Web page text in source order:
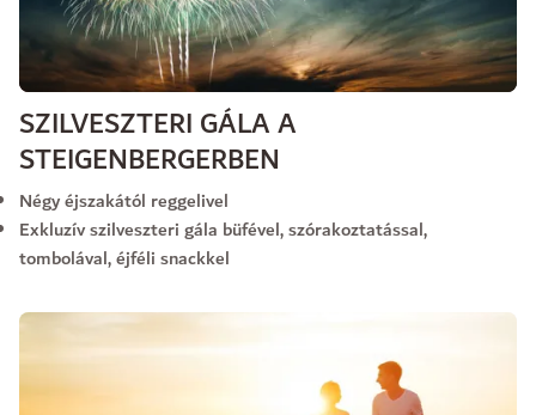
SZILVESZTERI GÁLA A
STEIGENBERGERBEN
Négy éjszakától reggelivel
Exkluzív szilveszteri gála büfével, szórakoztatással,
tombolával, éjféli snackkel